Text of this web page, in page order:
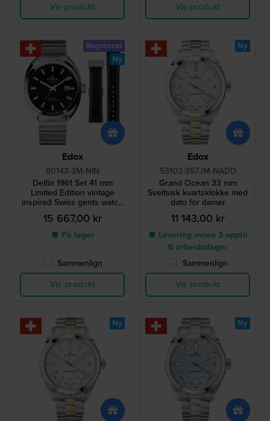
Vis produkt
Vis produkt
Edox
80143-3M-NIN
Delfin 1961 Set 41 mm
Limited Edition vintage
inspired Swiss gents watch
with extra leather strap
15 667,00 kr
● På lager
Sammenlign
Vis produkt
Begrenset
Ny
Edox
53103-357JM-NADD
Grand Ocean 33 mm
Sveitsisk kvartsklokke med
dato for damer
11 143,00 kr
● Levering innen 3 opptil
6 arbeidsdager
Sammenlign
Vis produkt
Ny
Ny Ny